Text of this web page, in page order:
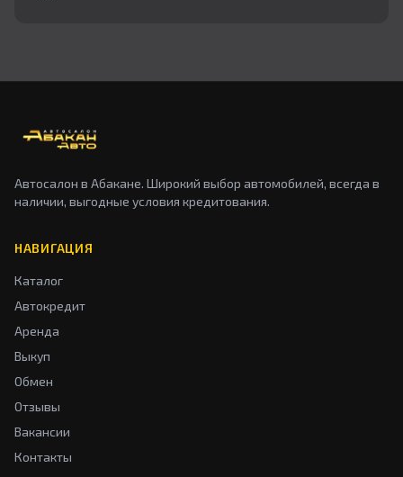
Автосалон в Абакане. Широкий выбор автомобилей, всегда в
наличии, выгодные условия кредитования.
НАВИГАЦИЯ
Каталог
Автокредит
Аренда
Выкуп
Обмен
Отзывы
Вакансии
Контакты